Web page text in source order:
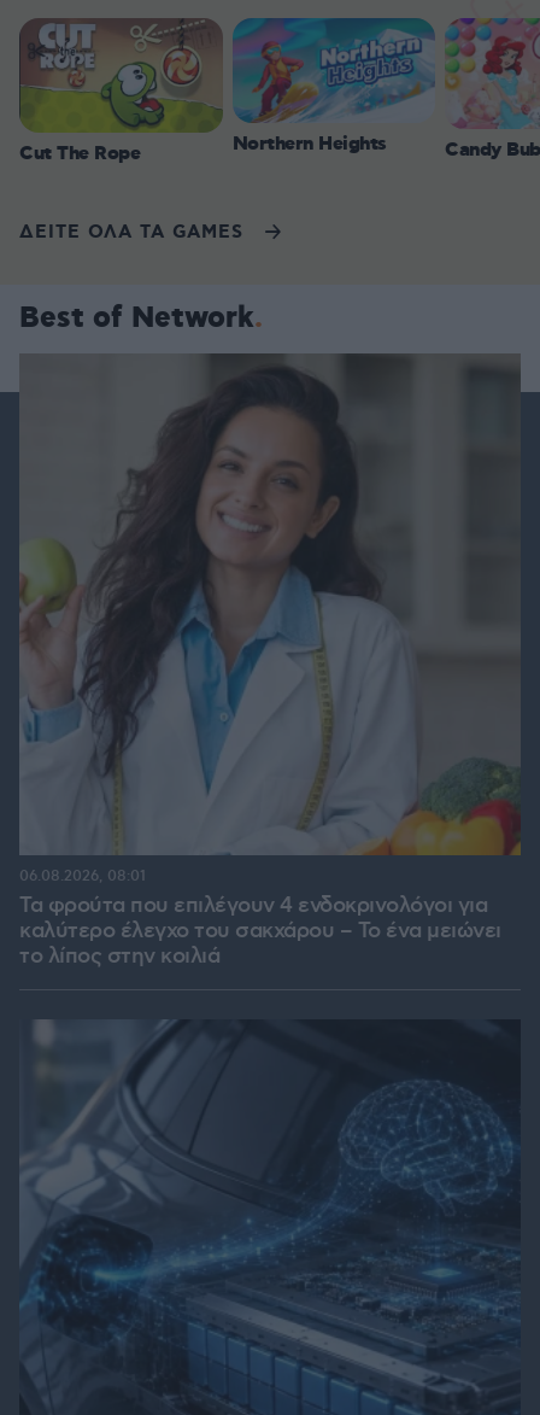
Cut The Rope Northern Heights Candy
ΔΕΙΤΕ ΟΛΑ ΤΑ GAMES
Best of Network
Τα φρούτα που επιλέγουν 4 ενδοκρινολόγοι για
καλύτερο έλεγχο του σακχάρου – Το ένα μειώνει
το λίπος στην κοιλιά
06.08.2026, 08:01